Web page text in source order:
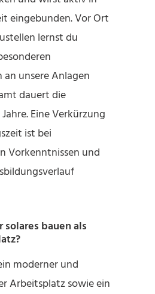
eingebunden. Vor Ort
lernst du
unsere Anlagen
dauert die
Eine Verkürzung
ist bei
Vorkenntnissen und
bauen als
moderner und
Arbeitsplatz sowie ein